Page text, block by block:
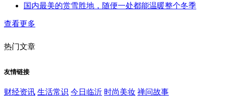
国内最美的赏雪胜地，随便一处都能温暖整个冬季
查看更多
热门文章
友情链接
财经资讯 生活常识 今日临沂 时尚美妆 禅问故事